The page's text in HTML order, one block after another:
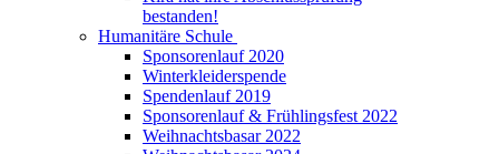
bestanden!
Humanitäre Schule
Sponsorenlauf 2020
Winterkleiderspende
Spendenlauf 2019
Sponsorenlauf & Frühlingsfest 2022
Weihnachtsbasar 2022